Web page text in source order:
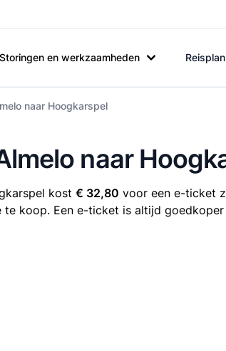
Storingen en werkzaamheden
naar Hoogkarspel
naar
kost € 32,80 voor een e-ticket
koop. Een e-ticket is altijd